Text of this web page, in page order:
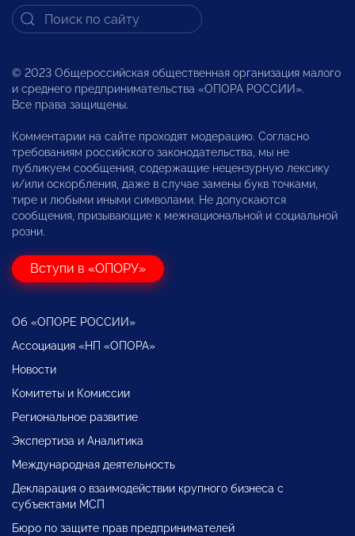
© 2023 Общероссийская общественная организация малого
и среднего предпринимательства «ОПОРА РОССИИ».
Все права защищены.
Комментарии на сайте проходят модерацию. Согласно
требованиям российского законодательства, мы не
публикуем сообщения, содержащие нецензурную лексику
и/или оскорбления, даже в случае замены букв точками,
тире и любыми иными символами. Не допускаются
сообщения, призывающие к межнациональной и социальной
розни.
Вступи в «ОПОРУ»
Об «ОПОРЕ РОССИИ»
Ассоциация «НП «ОПОРА»
Новости
Комитеты и Комиссии
Региональное развитие
Экспертиза и Аналитика
Международная деятельность
Декларация о взаимодействии крупного бизнеса с
субъектами МСП
Бюро по защите прав предпринимателей